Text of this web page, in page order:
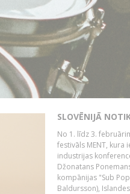
SLOVĒNIJĀ
No 1. līdz 3.
festivāls MENT, kura
industrijas
Džonatans
kompānijas "Sub
Baldursson),